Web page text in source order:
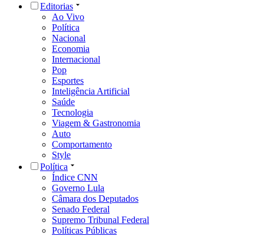
Editorias
Ao Vivo
Política
Nacional
Economia
Internacional
Pop
Esportes
Inteligência Artificial
Saúde
Tecnologia
Viagem & Gastronomia
Auto
Comportamento
Style
Política
Índice CNN
Governo Lula
Câmara dos Deputados
Senado Federal
Supremo Tribunal Federal
Políticas Públicas